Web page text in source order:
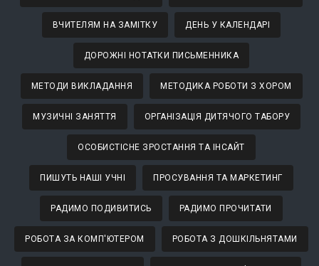
ВЧИТЕЛЯМ НА ЗАМІТКУ ДЕНЬ У КАЛЕНДАРІ
ДОРОЖНІ НОТАТКИ ПИСЬМЕННИКА
МЕТОДИ ВИКЛАДАННЯ МЕТОДИКА РОБОТИ З ХОРОМ
МУЗИЧНІ ЗАНЯТТЯ ОРГАНІЗАЦІЯ ДИТЯЧОГО ТАБОРУ
ОСОБИСТІСНЕ ЗРОСТАННЯ ТА ІНСАЙТ
ПИШУТЬ НАШІ УЧНІ ПРОСУВАННЯ ТА МАРКЕТИНГ
РАДИМО ПОДИВИТИСЬ РАДИМО ПРОЧИТАТИ
РОБОТА ЗА КОМП'ЮТЕРОМ РОБОТА З ДОШКІЛЬНЯТАМИ